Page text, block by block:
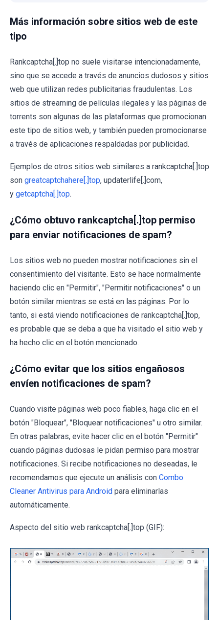
Más información sobre sitios web de este
tipo
Rankcaptcha[.]top no suele visitarse intencionadamente,
sino que se accede a través de anuncios dudosos y sitios
web que utilizan redes publicitarias fraudulentas. Los
sitios de streaming de películas ilegales y las páginas de
torrents son algunas de las plataformas que promocionan
este tipo de sitios web, y también pueden promocionarse
a través de aplicaciones respaldadas por publicidad.
Ejemplos de otros sitios web similares a rankcaptcha[.]top
son greatcaptchahere[.]top, updaterlife[.]com,
y getcaptcha[.]top.
¿Cómo obtuvo rankcaptcha[.]top permiso
para enviar notificaciones de spam?
Los sitios web no pueden mostrar notificaciones sin el
consentimiento del visitante. Esto se hace normalmente
haciendo clic en "Permitir", "Permitir notificaciones" o un
botón similar mientras se está en las páginas. Por lo
tanto, si está viendo notificaciones de rankcaptcha[.]top,
es probable que se deba a que ha visitado el sitio web y
ha hecho clic en el botón mencionado.
¿Cómo evitar que los sitios engañosos
envíen notificaciones de spam?
Cuando visite páginas web poco fiables, haga clic en el
botón "Bloquear", "Bloquear notificaciones" u otro similar.
En otras palabras, evite hacer clic en el botón "Permitir"
cuando páginas dudosas le pidan permiso para mostrar
notificaciones. Si recibe notificaciones no deseadas, le
recomendamos que ejecute un análisis con Combo
Cleaner Antivirus para Android para eliminarlas
automáticamente.
Aspecto del sitio web rankcaptcha[.]top (GIF):